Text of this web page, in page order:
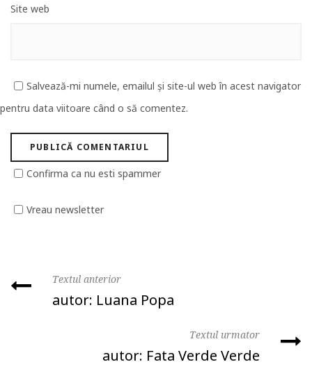
Site web
Salvează-mi numele, emailul și site-ul web în acest navigator
pentru data viitoare când o să comentez.
Confirma ca nu esti spammer
Vreau newsletter
Textul anterior
autor: Luana Popa
Textul urmator
autor: Fata Verde Verde